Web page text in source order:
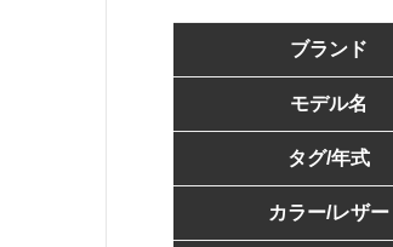
ブランド
モデル名
タグ/年式
カラー/レザー